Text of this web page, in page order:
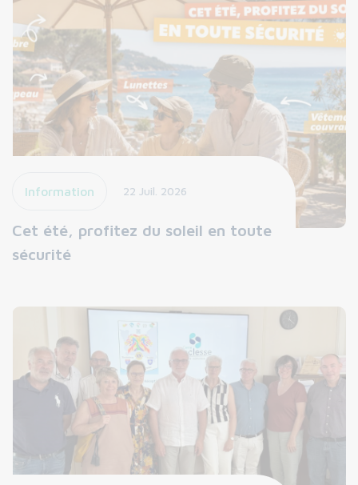
Information 22 Juil. 2026
Cet été, profitez du soleil en toute
sécurité